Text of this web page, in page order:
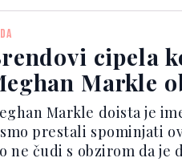
su se isticali kao onaj
cipela
Markle
Markle doista je
prestali spominjati
ne čudi s obzirom da je